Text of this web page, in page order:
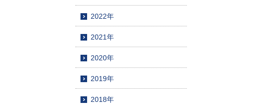
2022年
2021年
2020年
2019年
2018年